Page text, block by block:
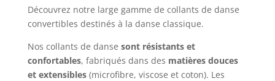
Découvrez notre large gamme de collants de danse
convertibles destinés à la danse classique.
Nos collants de danse sont résistants et
confortables, fabriqués dans des matières douces
et extensibles(microfibre, viscose et coton). Les